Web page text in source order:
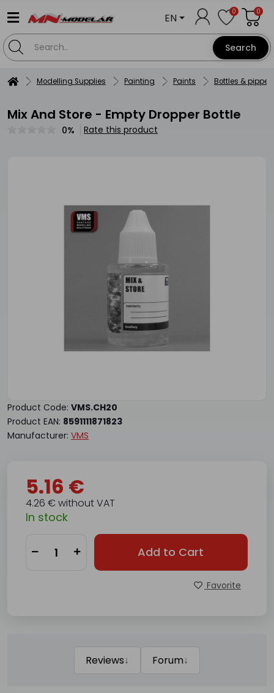
Search
EN 0 0
Modelling Supplies Painting Paints Bottles &
Mix And Store - Empty Dropper Bottle
0% Rate this product
Product Code: VMS.CH20
Product EAN: 8591111871823
Manufacturer: VMS
5.16 €
4.26 € without VAT
In stock
Add to Cart
Favorite
Reviews↓ Forum↓